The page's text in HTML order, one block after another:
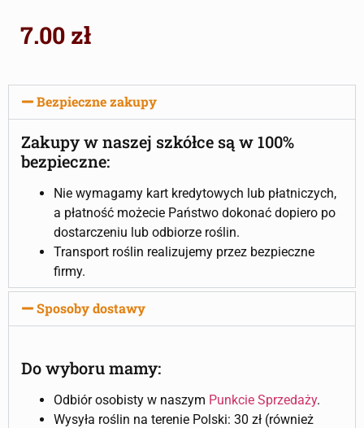
7.00 zł
Bezpieczne zakupy
Zakupy w naszej szkółce są w 100%
bezpieczne:
Nie wymagamy kart kredytowych lub płatniczych,
a płatność możecie Państwo dokonać dopiero po
dostarczeniu lub odbiorze roślin.
Transport roślin realizujemy przez bezpieczne
firmy.
Sposoby dostawy
Do wyboru mamy:
Odbiór osobisty w naszym Punkcie Sprzedaży.
Wysyła roślin na terenie Polski: 30 zł (również